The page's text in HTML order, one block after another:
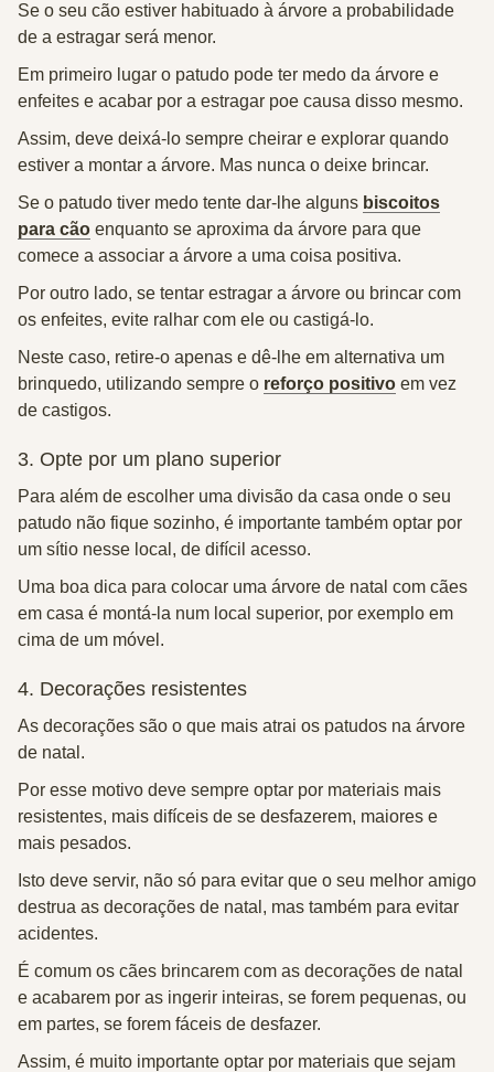
Se o seu cão estiver habituado à árvore a probabilidade
de a estragar será menor.
Em primeiro lugar o patudo pode ter medo da árvore e
enfeites e acabar por a estragar poe causa disso mesmo.
Assim, deve deixá-lo sempre cheirar e explorar quando
estiver a montar a árvore. Mas nunca o deixe brincar.
Se o patudo tiver medo tente dar-lhe alguns biscoitos
para cão enquanto se aproxima da árvore para que
comece a associar a árvore a uma coisa positiva.
Por outro lado, se tentar estragar a árvore ou brincar com
os enfeites, evite ralhar com ele ou castigá-lo.
Neste caso, retire-o apenas e dê-lhe em alternativa um
brinquedo, utilizando sempre o reforço positivo em vez
de castigos.
3. Opte por um plano superior
Para além de escolher uma divisão da casa onde o seu
patudo não fique sozinho, é importante também optar por
um sítio nesse local, de difícil acesso.
Uma boa dica para colocar uma árvore de natal com cães
em casa é montá-la num local superior, por exemplo em
cima de um móvel.
4. Decorações resistentes
As decorações são o que mais atrai os patudos na árvore
de natal.
Por esse motivo deve sempre optar por materiais mais
resistentes, mais difíceis de se desfazerem, maiores e
mais pesados.
Isto deve servir, não só para evitar que o seu melhor amigo
destrua as decorações de natal, mas também para evitar
acidentes.
É comum os cães brincarem com as decorações de natal
e acabarem por as ingerir inteiras, se forem pequenas, ou
em partes, se forem fáceis de desfazer.
Assim, é muito importante optar por materiais que sejam